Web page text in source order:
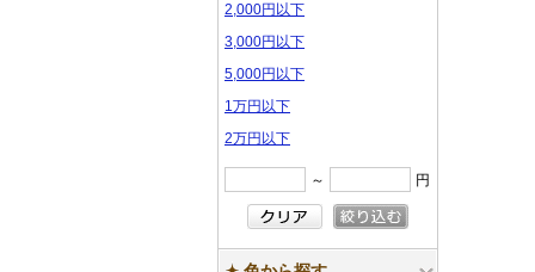
2,000円以下
3,000円以下
5,000円以下
1万円以下
2万円以下
～ 円